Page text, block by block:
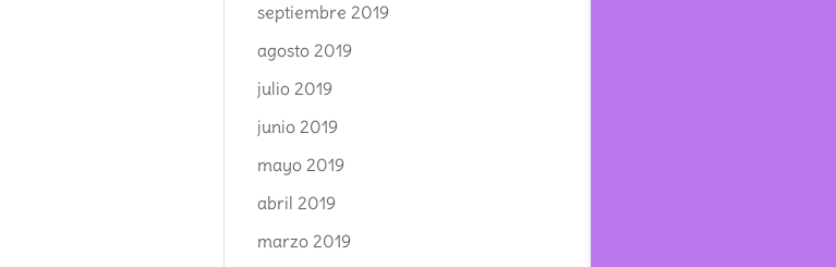
septiembre 2019
agosto 2019
julio 2019
junio 2019
mayo 2019
abril 2019
marzo 2019